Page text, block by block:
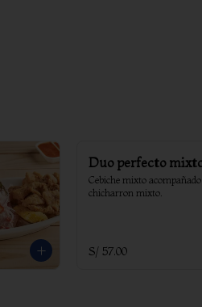
Duo perfecto
Cebiche mixto acompañado
chicharron mixto.
S/ 57.00